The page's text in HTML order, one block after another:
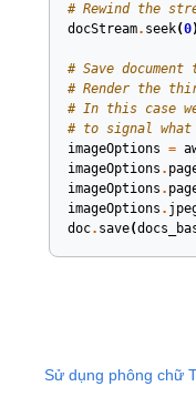
# Rewind the
docStream. seek(0)
# Save
# Render the
# In this case
# to signal what
imageOptions =
imageOptions .
imageOptions .
imageOptions .
doc. save(
Sử dụng phông chữ